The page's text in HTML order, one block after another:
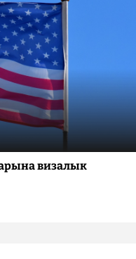
визалык